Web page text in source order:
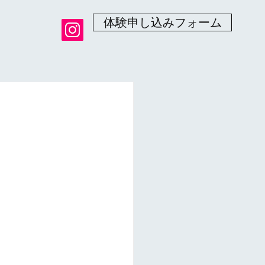
体験申し込みフォーム